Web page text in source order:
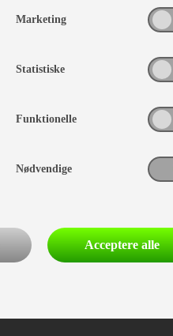
Marketing
Statistiske
Funktionelle
Nødvendige
Acceptere alle